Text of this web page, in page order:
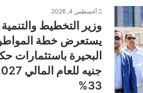
أغسطس 4, 2026
وزير التخطيط والتنمية
يستعرض خطة
33%